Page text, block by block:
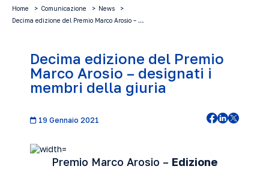
Home Comunicazione
News
Decima edizione del Premio Marco Arosio – …
Decima edizione del Premio
Marco Arosio – designati i
membri della giuria
19 Gennaio 2021
Premio Marco Arosio – Edizione